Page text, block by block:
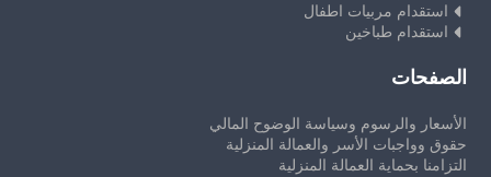
استقدام مربيات اطفال
استقدام طباخين
الصفحات
الأسعار والرسوم وسياسة الوضوح المالي
حقوق وواجبات الأسر والعمالة المنزلية
التزامنا بحماية العمالة المنزلية